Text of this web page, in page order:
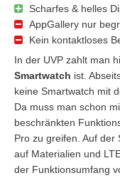
Scharfes & helles
AppGallery nur
Kein kontaktloses
In der UVP zahlt man
Smartwatch ist.
keine Smartwatch mit
Da muss man schon
beschränkten
Pro zu greifen. Auf der
auf Materialien und
der Funktionsumfang